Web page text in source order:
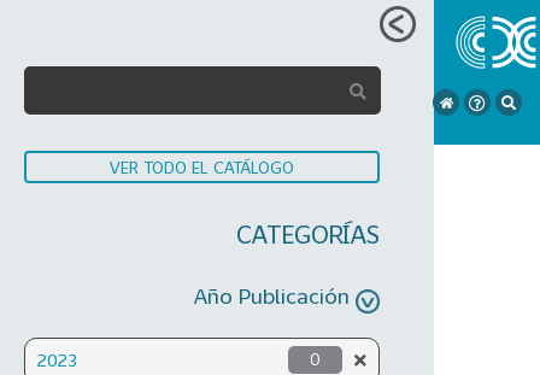
VER TODO EL CATÁLOGO
CATEGORÍAS
Año Publicación
2023 0